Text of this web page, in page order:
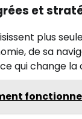
et
plus
de sa
qui change